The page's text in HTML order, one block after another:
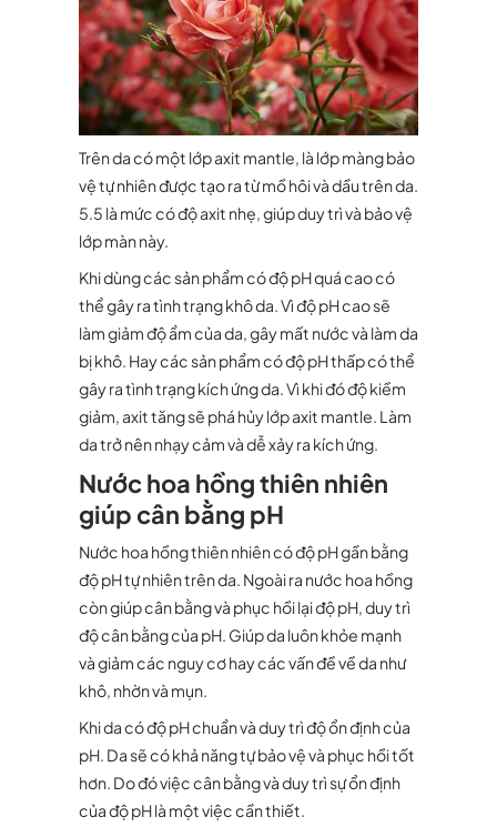
Trên da có một lớp axit mantle, là lớp màng bảo
vệ tự nhiên được tạo ra từ mồ hôi và dầu trên da.
5.5 là mức có độ axit nhẹ, giúp duy trì và bảo vệ
lớp màn này.
Khi dùng các sản phẩm có độ pH quá cao có
thể gây ra tình trạng khô da. Vì độ pH cao sẽ
làm giảm độ ẩm của da, gây mất nước và làm da
bị khô. Hay các sản phẩm có độ pH thấp có thể
gây ra tình trạng kích ứng da. Vì khi đó độ kiềm
giảm, axit tăng sẽ phá hủy lớp axit mantle. Làm
da trở nên nhạy cảm và dễ xảy ra kích ứng.
Nước hoa hồng thiên nhiên
giúp cân bằng pH
Nước hoa hồng thiên nhiên có độ pH gần bằng
độ pH tự nhiên trên da. Ngoài ra nước hoa hồng
còn giúp cân bằng và phục hồi lại độ pH, duy trì
độ cân bằng của pH. Giúp da luôn khỏe mạnh
và giảm các nguy cơ hay các vấn đề về da như
khô, nhờn và mụn.
Khi da có độ pH chuẩn và duy trì độ ổn định của
pH. Da sẽ có khả năng tự bảo vệ và phục hồi tốt
hơn. Do đó việc cân bằng và duy trì sự ổn định
của độ pH là một việc cần thiết.